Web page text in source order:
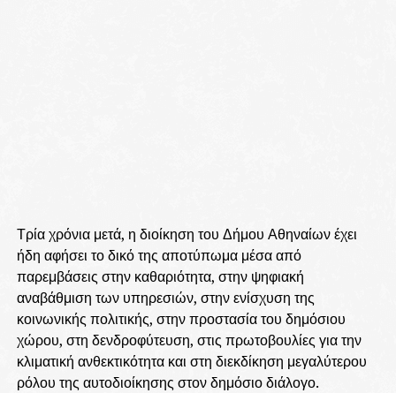
Τρία χρόνια μετά, η διοίκηση του Δήμου Αθηναίων έχει
ήδη αφήσει το δικό της αποτύπωμα μέσα από
παρεμβάσεις στην καθαριότητα, στην ψηφιακή
αναβάθμιση των υπηρεσιών, στην ενίσχυση της
κοινωνικής πολιτικής, στην προστασία του δημόσιου
χώρου, στη δενδροφύτευση, στις πρωτοβουλίες για την
κλιματική ανθεκτικότητα και στη διεκδίκηση μεγαλύτερου
ρόλου της αυτοδιοίκησης στον δημόσιο διάλογο.